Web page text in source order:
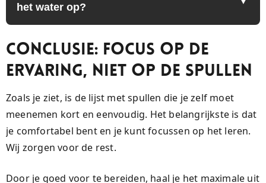
het water op?
Conclusie: Focus op de
Ervaring, Niet op de Spullen
Zoals je ziet, is de lijst met spullen die je zelf moet
meenemen kort en eenvoudig. Het belangrijkste is dat
je comfortabel bent en je kunt focussen op het leren.
Wij zorgen voor de rest.
Door je goed voor te bereiden, haal je het maximale uit